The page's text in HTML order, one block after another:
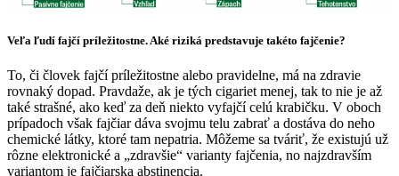
Veľa ľudí fajčí príležitostne. Aké riziká predstavuje takéto fajčenie?
To, či človek fajčí príležitostne alebo pravidelne, má na zdravie
rovnaký dopad. Pravdaže, ak je tých cigariet menej, tak to nie je až
také strašné, ako keď za deň niekto vyfajčí celú krabičku. V oboch
prípadoch však fajčiar dáva svojmu telu zabrať a dostáva do neho
chemické látky, ktoré tam nepatria. Môžeme sa tváriť, že existujú už
rôzne elektronické a „zdravšie“ varianty fajčenia, no najzdravším
variantom je fajčiarska abstinencia.